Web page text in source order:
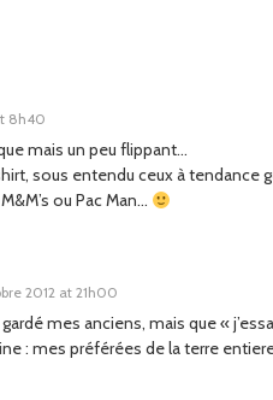
8h40
mais un peu flippant…
sous entendu ceux à tendance
ou Pac Man…
2012 at 21h00
mes anciens, mais que «
: mes préférées de la terre